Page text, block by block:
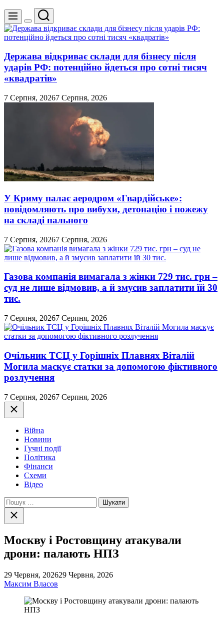
Меню
Перемикач
кольорового
режиму
Пошук
Держава відкриває склади для бізнесу після
ударів РФ: потенційно йдеться про сотні тисяч
«квадратів»
7 Серпня, 20267 Серпня, 2026
У Криму палає аеродром «Гвардійське»:
повідомляють про вибухи, детонацію і пожежу
на складі пального
7 Серпня, 20267 Серпня, 2026
Газова компанія вимагала з жінки 729 тис. грн –
суд не лише відмовив, а й змусив заплатити їй 30
тис.
7 Серпня, 20267 Серпня, 2026
Очільник ТСЦ у Горішніх Плавнях Віталій
Могила маскує статки за допомогою фіктивного
розлучення
7 Серпня, 20267 Серпня, 2026
Закрити
Війна
Новини
Гучні події
Політика
Фінанси
Схеми
Відео
Пошук:
Закрити
пошук
Москву і Ростовщину атакували
дрони: палають НПЗ
29 Червня, 202629 Червня, 2026
Максим Власов